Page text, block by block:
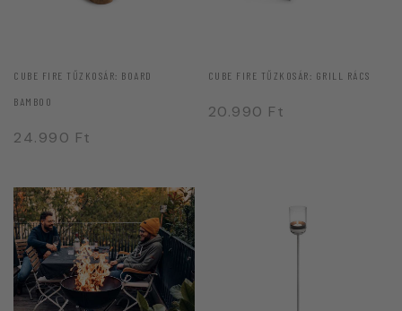
CUBE FIRE TŰZKOSÁR: BOARD
BAMBOO
24.990 Ft
CUBE FIRE TŰZKOSÁR: GRILL RÁCS
20.990 Ft